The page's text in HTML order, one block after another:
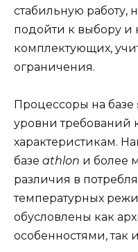
стабильную работу,
подойти к выбору и
комплектующих,
ограничения.
Процессоры на базе
уровни требований
характеристикам.
базе athlon и более
различия в
температурных
обусловлены как
особенностями, так